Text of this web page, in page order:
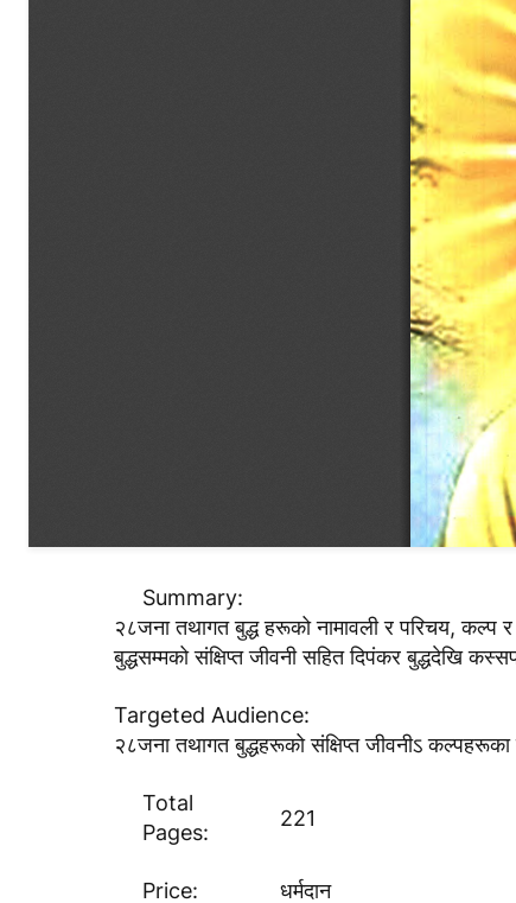
Summary:
२८जना तथागत बुद्ध हरूको नामावली र परिचय, कल्प
बुद्धसम्मको संक्षिप्त जीवनी सहित दिपंकर बुद्धदेखि
Targeted Audience:
२८जना तथागत बुद्धहरूको संक्षिप्त जीवनीऽ
Total
Pages:
221
Price: धर्मदान